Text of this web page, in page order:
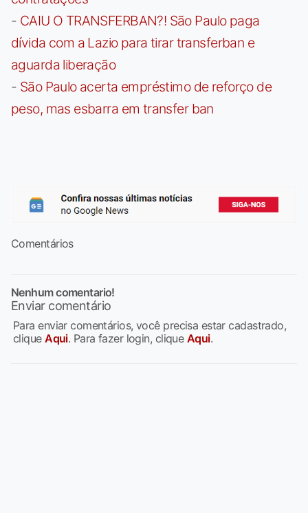
- CAIU O TRANSFERBAN?! São Paulo paga
dívida com a Lazio para tirar transferban e
aguarda liberação
- São Paulo acerta empréstimo de reforço de
peso, mas esbarra em transfer ban
Comentários
Nenhum comentario!
Enviar comentário
Para enviar comentários, você precisa estar cadastrado,
cliqueAqui. Para fazer login, clique Aqui.